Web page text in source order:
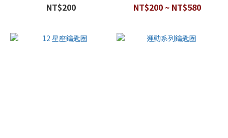
NT$200 NT$200 ~ NT$580